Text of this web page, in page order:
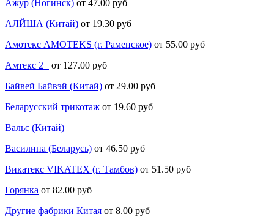
Ажур (Ногинск) от 47.00 руб
АЛЙША (Китай) от 19.30 руб
Амотекс AMOTEKS (г. Раменское) от 55.00 руб
Амтекс 2+ от 127.00 руб
Байвей Байвэй (Китай) от 29.00 руб
Беларусский трикотаж от 19.60 руб
Вальс (Китай)
Василина (Беларусь) от 46.50 руб
Викатекс VIKATEX (г. Тамбов) от 51.50 руб
Горянка от 82.00 руб
Другие фабрики Китая от 8.00 руб